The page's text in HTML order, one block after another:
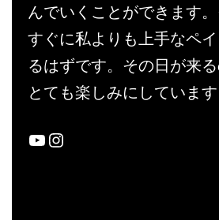
んでいくことができます。
すぐに私よりも上手なペ
るはずです。その日が来
とても楽しみにしています